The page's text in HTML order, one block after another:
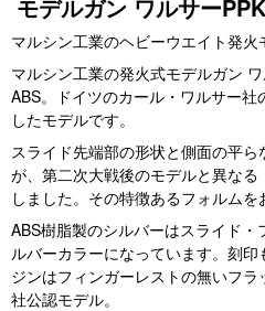
モデルガン ワルサーPPK
マルシン工業のヘビーウエイト発
マルシン工業の発火式モデルガン
ABS。ドイツのカール・ワルサー
したモデルです。
スライド先端部の形状と側面の平
が、第二次大戦後のモデルと異な
しました。その特徴あるフォルムを
ABS樹脂製のシルバーはスライド
ルバーカラーになっています。刻
ジンはフィンガーレストの無いフ
社公認モデル。